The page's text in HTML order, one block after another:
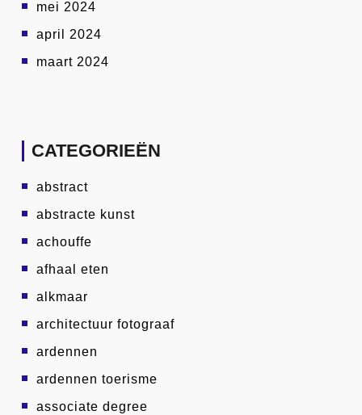
mei 2024
april 2024
maart 2024
CATEGORIEËN
abstract
abstracte kunst
achouffe
afhaal eten
alkmaar
architectuur fotograaf
ardennen
ardennen toerisme
associate degree